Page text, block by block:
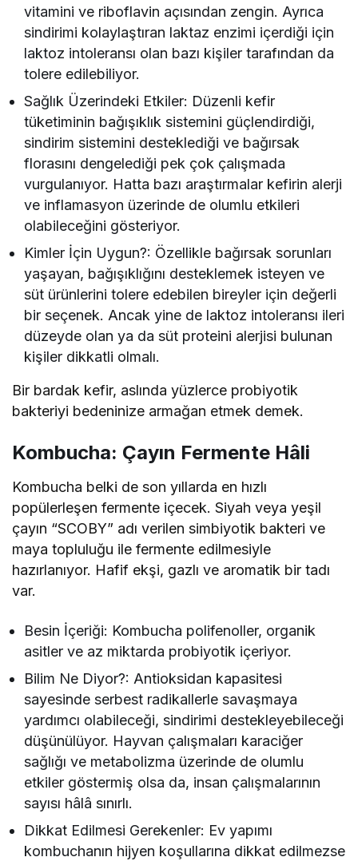
vitamini ve riboflavin açısından zengin. Ayrıca
sindirimi kolaylaştıran laktaz enzimi içerdiği için
laktoz intoleransı olan bazı kişiler tarafından da
tolere edilebiliyor.
Sağlık Üzerindeki Etkiler: Düzenli kefir
tüketiminin bağışıklık sistemini güçlendirdiği,
sindirim sistemini desteklediği ve bağırsak
florasını dengelediği pek çok çalışmada
vurgulanıyor. Hatta bazı araştırmalar kefirin alerji
ve inflamasyon üzerinde de olumlu etkileri
olabileceğini gösteriyor.
Kimler İçin Uygun?: Özellikle bağırsak sorunları
yaşayan, bağışıklığını desteklemek isteyen ve
süt ürünlerini tolere edebilen bireyler için değerli
bir seçenek. Ancak yine de laktoz intoleransı ileri
düzeyde olan ya da süt proteini alerjisi bulunan
kişiler dikkatli olmalı.
Bir bardak kefir, aslında yüzlerce probiyotik
bakteriyi bedeninize armağan etmek demek.
Kombucha: Çayın Fermente Hâli
Kombucha belki de son yıllarda en hızlı
popülerleşen fermente içecek. Siyah veya yeşil
çayın “SCOBY” adı verilen simbiyotik bakteri ve
maya topluluğu ile fermente edilmesiyle
hazırlanıyor. Hafif ekşi, gazlı ve aromatik bir tadı
var.
Besin İçeriği: Kombucha polifenoller, organik
asitler ve az miktarda probiyotik içeriyor.
Bilim Ne Diyor?: Antioksidan kapasitesi
sayesinde serbest radikallerle savaşmaya
yardımcı olabileceği, sindirimi destekleyebileceği
düşünülüyor. Hayvan çalışmaları karaciğer
sağlığı ve metabolizma üzerinde de olumlu
etkiler göstermiş olsa da, insan çalışmalarının
sayısı hâlâ sınırlı.
Dikkat Edilmesi Gerekenler: Ev yapımı
kombuchanın hijyen koşullarına dikkat edilmezse